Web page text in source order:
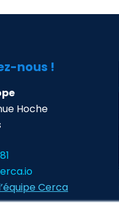
nous !
Hoche
Cerca